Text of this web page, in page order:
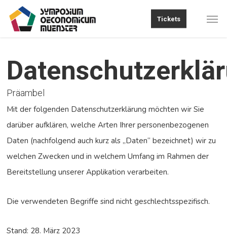
Tickets
Präambel
Mit der folgenden Datenschutzerklärung möchten wir Sie
darüber aufklären, welche Arten Ihrer personenbezogenen
Daten (nachfolgend auch kurz als „Daten“ bezeichnet) wir zu
welchen Zwecken und in welchem Umfang im Rahmen der
Bereitstellung unserer Applikation verarbeiten.
Die verwendeten Begriffe sind nicht geschlechtsspezifisch.
Stand: 28. März 2023